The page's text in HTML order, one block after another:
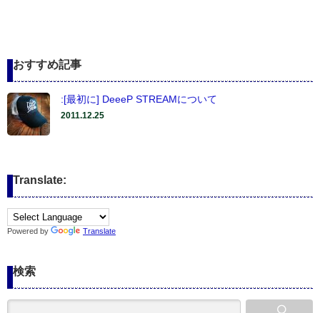
おすすめ記事
:[最初に] DeeeP STREAMについて
2011.12.25
Translate:
Powered by Translate
検索